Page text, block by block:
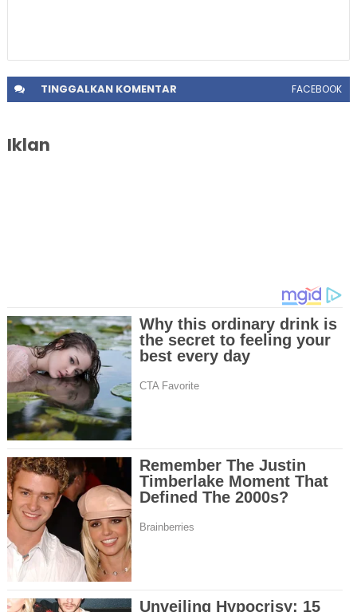
TINGGALKANKOMENTAR FACEBOOK
Iklan